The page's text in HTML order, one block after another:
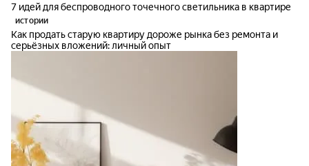
7 идей для беспроводного точечного светильника в квартире
истории
Как продать старую квартиру дороже рынка без ремонта и
серьёзных вложений: личный опыт